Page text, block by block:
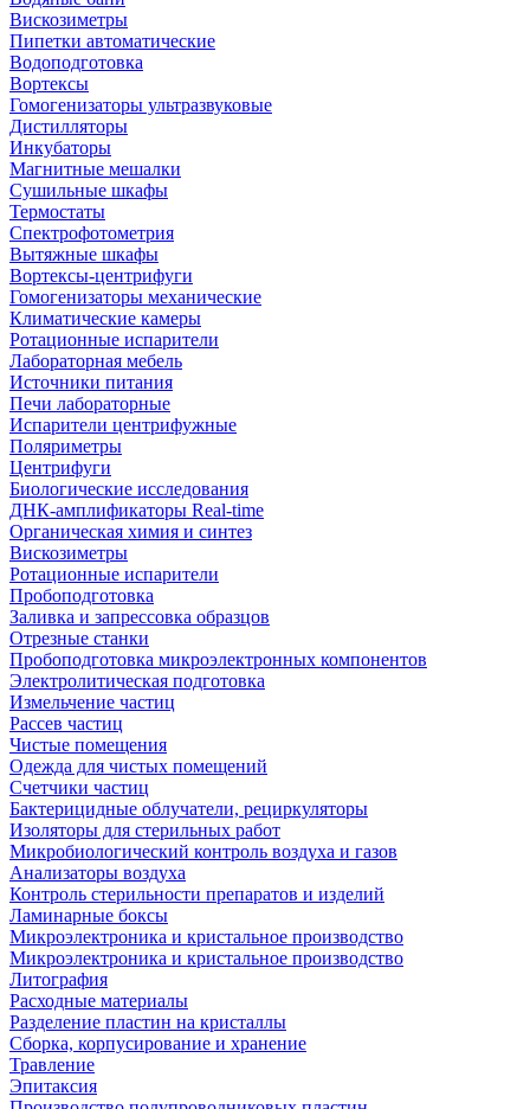
Вискозиметры
Пипетки автоматические
Водоподготовка
Вортексы
Гомогенизаторы ультразвуковые
Дистилляторы
Инкубаторы
Магнитные мешалки
Сушильные шкафы
Термостаты
Спектрофотометрия
Вытяжные шкафы
Вортексы-центрифуги
Гомогенизаторы механические
Климатические камеры
Ротационные испарители
Лабораторная мебель
Источники питания
Печи лабораторные
Испарители центрифужные
Поляриметры
Центрифуги
Биологические исследования
ДНК-амплификаторы Real-time
Органическая химия и синтез
Вискозиметры
Ротационные испарители
Пробоподготовка
Заливка и запрессовка образцов
Отрезные станки
Пробоподготовка микроэлектронных компонентов
Электролитическая подготовка
Измельчение частиц
Рассев частиц
Чистые помещения
Одежда для чистых помещений
Счетчики частиц
Бактерицидные облучатели, рециркуляторы
Изоляторы для стерильных работ
Микробиологический контроль воздуха и газов
Анализаторы воздуха
Контроль стерильности препаратов и изделий
Ламинарные боксы
Микроэлектроника и кристальное производство
Микроэлектроника и кристальное производство
Литография
Расходные материалы
Разделение пластин на кристаллы
Сборка, корпусирование и хранение
Травление
Эпитаксия